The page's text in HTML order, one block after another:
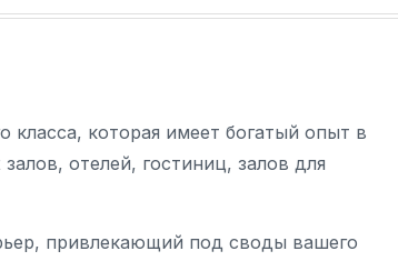
которая имеет богатый опыт в
отелей, гостиниц, залов для
привлекающий под своды вашего